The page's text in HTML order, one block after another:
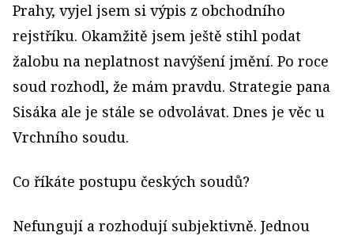
Prahy, vyjel jsem si výpis z obchodního
rejstříku. Okamžitě jsem ještě stihl podat
žalobu na neplatnost navýšení jmění. Po roce
soud rozhodl, že mám pravdu. Strategie pana
Sisáka ale je stále se odvolávat. Dnes je věc u
Vrchního soudu.
Co říkáte postupu českých soudů?
Nefungují a rozhodují subjektivně. Jednou